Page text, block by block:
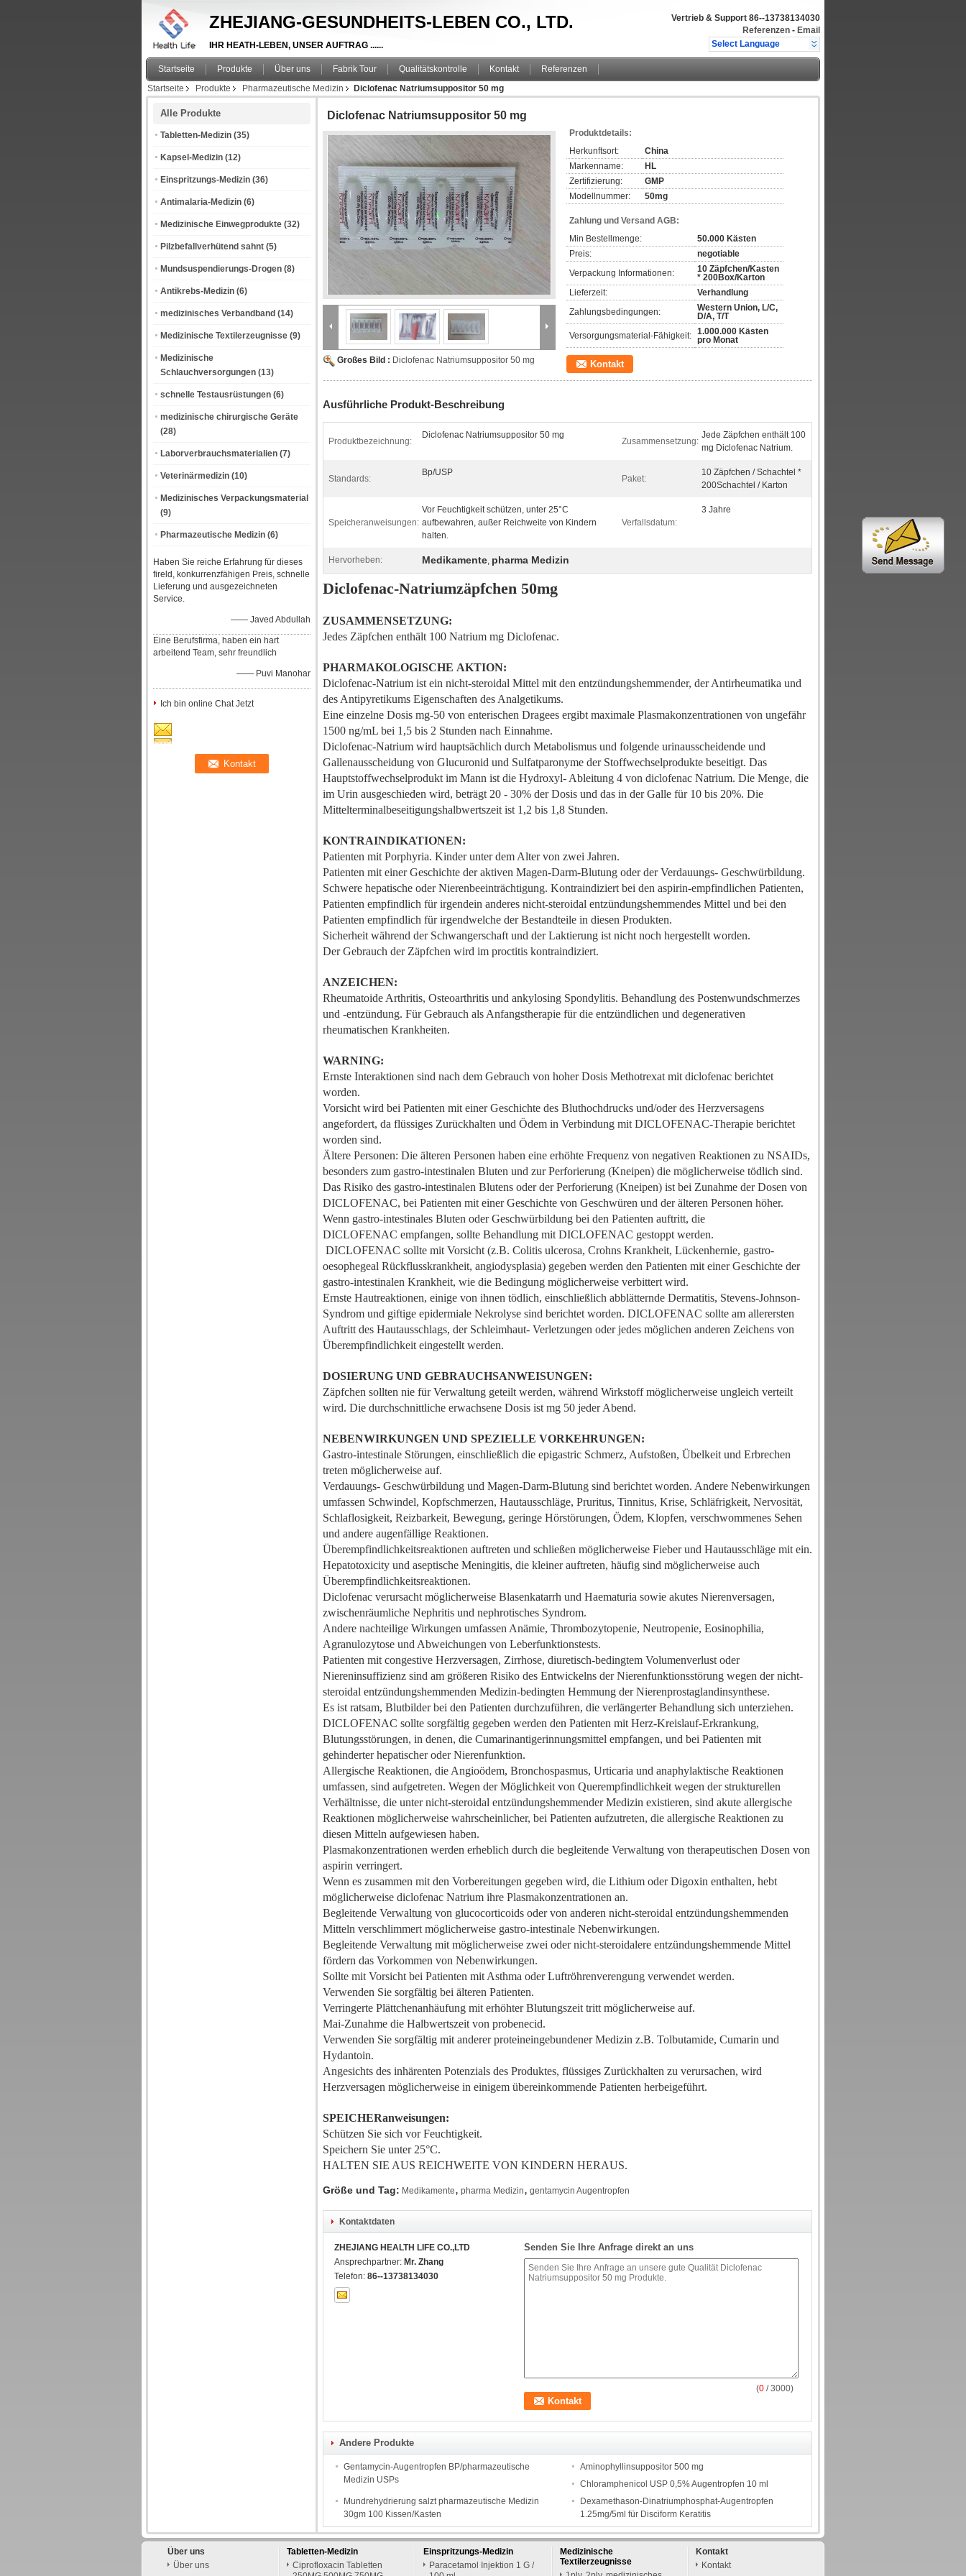
ZHEJIANG-GESUNDHEITS-LEBEN CO., LTD.
IHR HEATH-LEBEN, UNSER AUFTRAG ......
Vertrieb & Support 86--13738134030
Referenzen - Email
Select Language
Startseite Produkte Über uns Fabrik Tour Qualitätskontrolle Kontakt
Referenzen
Startseite
Produkte Pharmazeutische Medizin Diclofenac Natriumsuppositor 50 mg
Alle Produkte
Tabletten-Medizin (35)
Kapsel-Medizin (12)
Einspritzungs-Medizin (36)
Antimalaria-Medizin (6)
Medizinische Einwegprodukte (32)
Pilzbefallverhütend sahnt (5)
Mundsuspendierungs-Drogen (8)
Antikrebs-Medizin (6)
medizinisches Verbandband (14)
Medizinische Textilerzeugnisse (9)
Medizinische
Schlauchversorgungen (13)
schnelle Testausrüstungen (6)
medizinische chirurgische Geräte
(28)
Laborverbrauchsmaterialien (7)
Veterinärmedizin (10)
Medizinisches Verpackungsmaterial
(9)
Pharmazeutische Medizin (6)
Haben Sie reiche Erfahrung für dieses
fireld, konkurrenzfähigen Preis, schnelle
Lieferung und ausgezeichneten
Service.
—— Javed Abdullah
Eine Berufsfirma, haben ein hart
arbeitend Team, sehr freundlich
—— Puvi Manohar
Ich bin online Chat Jetzt
Diclofenac Natriumsuppositor 50 mg
Großes Bild : Diclofenac Natriumsuppositor 50 mg
Produktdetails:
Herkunftsort:
China
Markenname:
HL
Zertifizierung:
GMP
Modellnummer:
50mg
Zahlung und Versand AGB:
Min Bestellmenge:
50.000 Kästen
Preis:
negotiable
Verpackung Informationen:
10 Zäpfchen/Kasten
* 200Box/Karton
Lieferzeit:
Verhandlung
Zahlungsbedingungen:
Western Union, L/C,
D/A, T/T
Versorgungsmaterial-Fähigkeit: 1.000.000 Kästen
pro Monat
Kontakt
Ausführliche Produkt-Beschreibung
Produktbezeichnung:
Diclofenac Natriumsuppositor 50 mg
Zusammensetzung:
Jede Zäpfchen enthält 100
mg Diclofenac Natrium.
Standards:
Bp/USP
Paket:
10 Zäpfchen / Schachtel *
200Schachtel / Karton
Speicheranweisungen:
Vor Feuchtigkeit schützen, unter 25°C
aufbewahren, außer Reichweite von Kindern
halten.
Verfallsdatum:
3 Jahre
Hervorheben: Medikamente, pharma Medizin
Diclofenac-Natriumzäpfchen 50mg
ZUSAMMENSETZUNG:
Jedes Zäpfchen enthält 100 Natrium mg Diclofenac.
PHARMAKOLOGISCHE AKTION:
Diclofenac-Natrium ist ein nicht-steroidal Mittel mit den entzündungshemmender, der Antirheumatika und
des Antipyretikums Eigenschaften des Analgetikums.
Eine einzelne Dosis mg-50 von enterischen Dragees ergibt maximale Plasmakonzentrationen von ungefähr
1500 ng/mL bei 1,5 bis 2 Stunden nach Einnahme.
Diclofenac-Natrium wird hauptsächlich durch Metabolismus und folgende urinausscheidende und
Gallenausscheidung von Glucuronid und Sulfatparonyme der Stoffwechselprodukte beseitigt. Das
Hauptstoffwechselprodukt im Mann ist die Hydroxyl- Ableitung 4 von diclofenac Natrium. Die Menge, die
im Urin ausgeschieden wird, beträgt 20 - 30% der Dosis und das in der Galle für 10 bis 20%. Die
Mittelterminalbeseitigungshalbwertszeit ist 1,2 bis 1,8 Stunden.
KONTRAINDIKATIONEN:
Patienten mit Porphyria. Kinder unter dem Alter von zwei Jahren.
Patienten mit einer Geschichte der aktiven Magen-Darm-Blutung oder der Verdauungs- Geschwürbildung.
Schwere hepatische oder Nierenbeeinträchtigung. Kontraindiziert bei den aspirin-empfindlichen Patienten,
Patienten empfindlich für irgendein anderes nicht-steroidal entzündungshemmendes Mittel und bei den
Patienten empfindlich für irgendwelche der Bestandteile in diesen Produkten.
Sicherheit während der Schwangerschaft und der Laktierung ist nicht noch hergestellt worden.
Der Gebrauch der Zäpfchen wird im proctitis kontraindiziert.
ANZEICHEN:
Rheumatoide Arthritis, Osteoarthritis und ankylosing Spondylitis. Behandlung des Postenwundschmerzes
und -entzündung. Für Gebrauch als Anfangstherapie für die entzündlichen und degenerativen
rheumatischen Krankheiten.
WARNING:
Ernste Interaktionen sind nach dem Gebrauch von hoher Dosis Methotrexat mit diclofenac berichtet
worden.
Vorsicht wird bei Patienten mit einer Geschichte des Bluthochdrucks und/oder des Herzversagens
angefordert, da flüssiges Zurückhalten und Ödem in Verbindung mit DICLOFENAC-Therapie berichtet
worden sind.
Ältere Personen: Die älteren Personen haben eine erhöhte Frequenz von negativen Reaktionen zu NSAIDs,
besonders zum gastro-intestinalen Bluten und zur Perforierung (Kneipen) die möglicherweise tödlich sind.
Das Risiko des gastro-intestinalen Blutens oder der Perforierung (Kneipen) ist bei Zunahme der Dosen von
DICLOFENAC, bei Patienten mit einer Geschichte von Geschwüren und der älteren Personen höher.
Wenn gastro-intestinales Bluten oder Geschwürbildung bei den Patienten auftritt, die
DICLOFENAC empfangen, sollte Behandlung mit DICLOFENAC gestoppt werden.
DICLOFENAC sollte mit Vorsicht (z.B. Colitis ulcerosa, Crohns Krankheit, Lückenhernie, gastro-
oesophegeal Rückflusskrankheit, angiodysplasia) gegeben werden den Patienten mit einer Geschichte der
gastro-intestinalen Krankheit, wie die Bedingung möglicherweise verbittert wird.
Ernste Hautreaktionen, einige von ihnen tödlich, einschließlich abblätternde Dermatitis, Stevens-Johnson-
Syndrom und giftige epidermiale Nekrolyse sind berichtet worden. DICLOFENAC sollte am allerersten
Auftritt des Hautausschlags, der Schleimhaut- Verletzungen oder jedes möglichen anderen Zeichens von
Überempfindlichkeit eingestellt werden.
DOSIERUNG UND GEBRAUCHSANWEISUNGEN:
Zäpfchen sollten nie für Verwaltung geteilt werden, während Wirkstoff möglicherweise ungleich verteilt
wird. Die durchschnittliche erwachsene Dosis ist mg 50 jeder Abend.
NEBENWIRKUNGEN UND SPEZIELLE VORKEHRUNGEN:
Gastro-intestinale Störungen, einschließlich die epigastric Schmerz, Aufstoßen, Übelkeit und Erbrechen
treten möglicherweise auf.
Verdauungs- Geschwürbildung und Magen-Darm-Blutung sind berichtet worden. Andere Nebenwirkungen
umfassen Schwindel, Kopfschmerzen, Hautausschläge, Pruritus, Tinnitus, Krise, Schläfrigkeit, Nervosität,
Schlaflosigkeit, Reizbarkeit, Bewegung, geringe Hörstörungen, Ödem, Klopfen, verschwommenes Sehen
und andere augenfällige Reaktionen.
Überempfindlichkeitsreaktionen auftreten und schließen möglicherweise Fieber und Hautausschläge mit ein.
Hepatotoxicity und aseptische Meningitis, die kleiner auftreten, häufig sind möglicherweise auch
Überempfindlichkeitsreaktionen.
Diclofenac verursacht möglicherweise Blasenkatarrh und Haematuria sowie akutes Nierenversagen,
zwischenräumliche Nephritis und nephrotisches Syndrom.
Andere nachteilige Wirkungen umfassen Anämie, Thrombozytopenie, Neutropenie, Eosinophilia,
Agranulozytose und Abweichungen von Leberfunktionstests.
Patienten mit congestive Herzversagen, Zirrhose, diuretisch-bedingtem Volumenverlust oder
Niereninsuffizienz sind am größeren Risiko des Entwickelns der Nierenfunktionsstörung wegen der nicht-
steroidal entzündungshemmenden Medizin-bedingten Hemmung der Nierenprostaglandinsynthese.
Es ist ratsam, Blutbilder bei den Patienten durchzuführen, die verlängerter Behandlung sich unterziehen.
DICLOFENAC sollte sorgfältig gegeben werden den Patienten mit Herz-Kreislauf-Erkrankung,
Blutungsstörungen, in denen, die Cumarinantigerinnungsmittel empfangen, und bei Patienten mit
gehinderter hepatischer oder Nierenfunktion.
Allergische Reaktionen, die Angioödem, Bronchospasmus, Urticaria und anaphylaktische Reaktionen
umfassen, sind aufgetreten. Wegen der Möglichkeit von Querempfindlichkeit wegen der strukturellen
Verhältnisse, die unter nicht-steroidal entzündungshemmender Medizin existieren, sind akute allergische
Reaktionen möglicherweise wahrscheinlicher, bei Patienten aufzutreten, die allergische Reaktionen zu
diesen Mitteln aufgewiesen haben.
Plasmakonzentrationen werden erheblich durch die begleitende Verwaltung von therapeutischen Dosen von
aspirin verringert.
Wenn es zusammen mit den Vorbereitungen gegeben wird, die Lithium oder Digoxin enthalten, hebt
möglicherweise diclofenac Natrium ihre Plasmakonzentrationen an.
Begleitende Verwaltung von glucocorticoids oder von anderen nicht-steroidal entzündungshemmenden
Mitteln verschlimmert möglicherweise gastro-intestinale Nebenwirkungen.
Begleitende Verwaltung mit möglicherweise zwei oder nicht-steroidalere entzündungshemmende Mittel
fördern das Vorkommen von Nebenwirkungen.
Sollte mit Vorsicht bei Patienten mit Asthma oder Luftröhrenverengung verwendet werden.
Verwenden Sie sorgfältig bei älteren Patienten.
Verringerte Plättchenanhäufung mit erhöhter Blutungszeit tritt möglicherweise auf.
Mai-Zunahme die Halbwertszeit von probenecid.
Verwenden Sie sorgfältig mit anderer proteineingebundener Medizin z.B. Tolbutamide, Cumarin und
Hydantoin.
Angesichts des inhärenten Potenzials des Produktes, flüssiges Zurückhalten zu verursachen, wird
Herzversagen möglicherweise in einigem übereinkommende Patienten herbeigeführt.
SPEICHERanweisungen:
Schützen Sie sich vor Feuchtigkeit.
Speichern Sie unter 25°C.
HALTEN SIE AUS REICHWEITE VON KINDERN HERAUS.
Größe und Tag: Medikamente, pharma Medizin, gentamycin Augentropfen
Kontaktdaten
ZHEJIANG HEALTH LIFE CO.,LTD
Ansprechpartner: Mr. Zhang
Telefon: 86--13738134030
Senden Sie Ihre Anfrage direkt an uns
(0 / 3000)
Andere Produkte
Gentamycin-Augentropfen BP/pharmazeutische
Medizin USPs
Aminophyllinsuppositor 500 mg
Chloramphenicol USP 0,5% Augentropfen 10 ml
Mundrehydrierung salzt pharmazeutische Medizin
30gm 100 Kissen/Kasten
Dexamethason-Dinatriumphosphat-Augentropfen
1.25mg/5ml für Disciform Keratitis
Über uns
Über uns
Tabletten-Medizin
Ciprofloxacin Tabletten
Einspritzungs-Medizin
Paracetamol Injektion 1 G /
Medizinische
Textilerzeugnisse
Kontakt
Kontakt